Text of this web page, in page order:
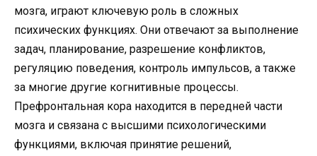
мозга, играют ключевую роль в сложных
психических функциях. Они отвечают за выполнение
задач, планирование, разрешение конфликтов,
регуляцию поведения, контроль импульсов, а также
за многие другие когнитивные процессы.
Префронтальная кора находится в передней части
мозга и связана с высшими психологическими
функциями, включая принятие решений,